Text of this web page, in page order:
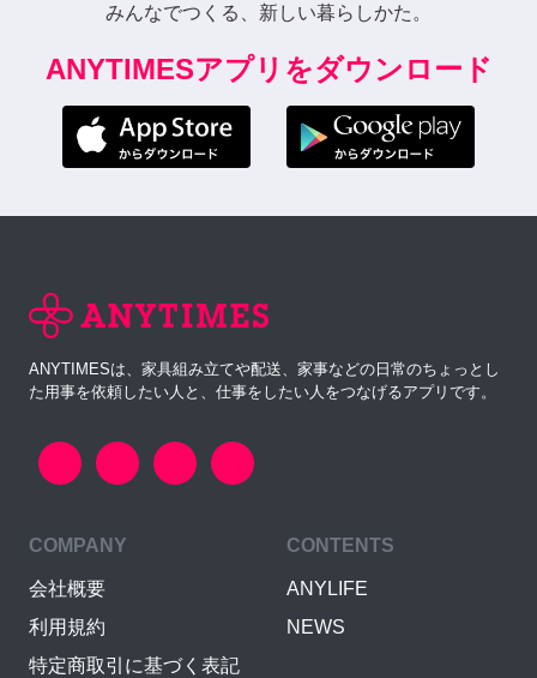
みんなでつくる、新しい暮らしかた。
ANYTIMESアプリをダウンロード
ANYTIMESは、家具組み立てや配送、家事などの日常のちょっとし
た用事を依頼したい人と、仕事をしたい人をつなげるアプリです。
COMPANY
会社概要
利用規約
特定商取引に基づく表記
CONTENTS
ANYLIFE
NEWS